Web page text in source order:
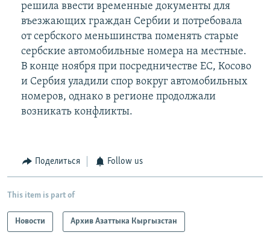
решила ввести временные документы для
въезжающих граждан Сербии и потребовала
от сербского меньшинства поменять старые
сербские автомобильные номера на местные.
В конце ноября при посредничестве ЕС, Косово
и Сербия уладили спор вокруг автомобильных
номеров, однако в регионе продолжали
возникать конфликты.
Поделиться Follow us
This item is part of
Новости Архив Азаттыка Кыргызстан